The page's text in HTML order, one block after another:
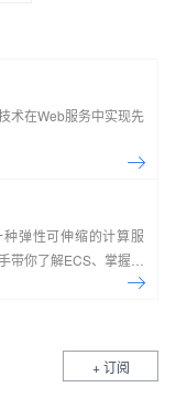
术在Web服务中实现先
弹性可伸缩的计算服
你了解ECS、掌握基
等。了解产品详
+ 订阅